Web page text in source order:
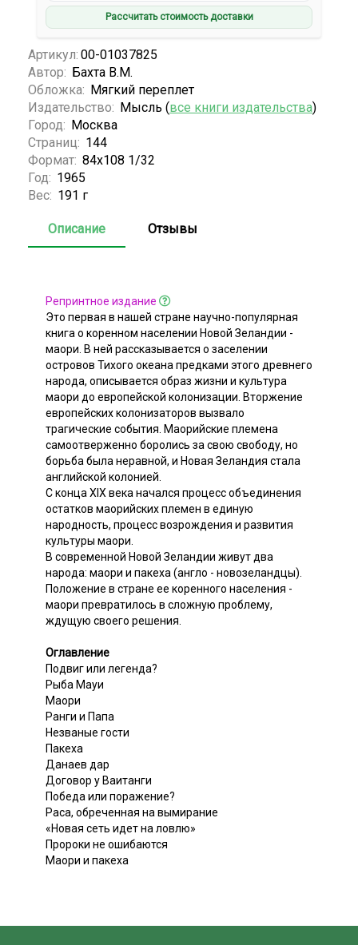
Рассчитать стоимость доставки
Артикул: 00-01037825
Автор: Бахта В.М.
Обложка: Мягкий переплет
Издательство: Мысль (все книги издательства)
Город: Москва
Страниц: 144
Формат: 84х108 1/32
Год: 1965
Вес: 191 г
Описание Отзывы
Репринтное издание
Это первая в нашей стране научно-популярная
книга о коренном населении Новой Зеландии -
маори. В ней рассказывается о заселении
островов Тихого океана предками этого древнего
народа, описывается образ жизни и культура
маори до европейской колонизации. Вторжение
европейских колонизаторов вызвало
трагические события. Маорийские племена
самоотверженно боролись за свою свободу, но
борьба была неравной, и Новая Зеландия стала
английской колонией.
С конца XIX века начался процесс объединения
остатков маорийских племен в единую
народность, процесс возрождения и развития
культуры маори.
В современной Новой Зеландии живут два
народа: маори и пакеха (англо - новозеландцы).
Положение в стране ее коренного населения -
маори превратилось в сложную проблему,
ждущую своего решения.
Оглавление
Подвиг или легенда?
Рыба Мауи
Маори
Ранги и Папа
Незваные гости
Пакеха
Данаев дар
Договор у Ваитанги
Победа или поражение?
Раса, обреченная на вымирание
«Новая сеть идет на ловлю»
Пророки не ошибаются
Маори и пакеха